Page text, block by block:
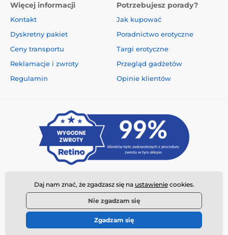
Więcej informacji
Kontakt
Dyskretny pakiet
Ceny transportu
Reklamacje i zwroty
Regulamin
Potrzebujesz porady?
Jak kupować
Poradnictwo erotyczne
Targi erotyczne
Przegląd gadżetów
Opinie klientów
© 2026 www.najtanszysexshop.pl ⦁ Utworzono e-sklep
Daj nam znać, że zgadzasz się na ustawieniecookies.
Nie zgadzam się
Zgadzam się